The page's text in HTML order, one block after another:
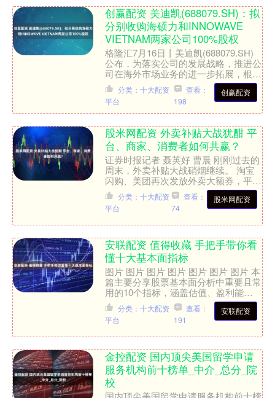
创赢配资 美迪凯(688079.SH)：拟
分别收购海硕力和INNOWAVE
VIETNAM两家公司100%股权
格隆汇7月16日丨美迪凯(688079.SH)
公布，为落实公司的发展战略，推进公
司在海外市场业务的进一步拓展，根据
前期考察和商务磋商，美迪凯及其下属
全资子公司 ....
创赢配资
分类：十大配资
平台
查看：
198
股米网配资 外卖补贴大战犹酣 平
台、商家、消费者如何共赢？
证券时报记者 聂英好 曹晨 刚刚过去的
周末，外卖补贴大战硝烟继续。 淘宝
闪购、美团再次发放外卖大额券，平台
订单迎来明显增长。这场流量狂欢，也
持续引发业内人士的思....
股米网配资
分类：十大配资
平台
查看：
74
安联配资 值得收藏 手把手带你看
懂十大基本面指标
图片 图片 图片 图片 图片 图片 图片 本
篇主要分享股票基本面分析中重要且常
用的10个指标，涵盖估值、盈利能
力、成长能力、财务健康等核心维度，
附计算方式、解释....
安联配资
分类：十大配资
平台
查看：
191
金控配资 国内顶尖美国留学申请
服务机构前十榜单_中介_总分_院
校